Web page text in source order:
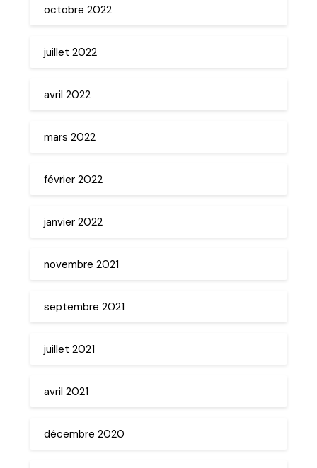
octobre 2022
juillet 2022
avril 2022
mars 2022
février 2022
janvier 2022
novembre 2021
septembre 2021
juillet 2021
avril 2021
décembre 2020